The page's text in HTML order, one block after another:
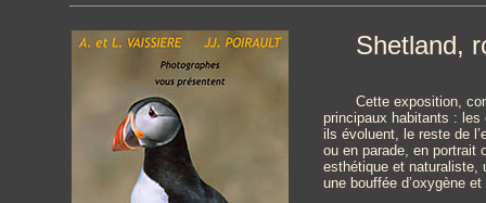
Shetland,
Cette exposition,
principaux habitants :
ils évoluent, le reste de
ou en parade, en portrait
esthétique et naturaliste,
une bouffée d’oxygène